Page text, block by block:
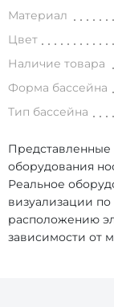
Материал
Цвет
Наличие товара
Форма бассейна
Тип бассейна
оборудования
Реальное
визуализации
расположению
зависимости от